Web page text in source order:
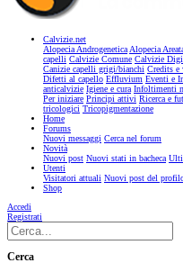
Calvizie.net
Alopecia AndrogeneticaAlopecia
capelli Calvizie Comune Calvizie
Canizie capelli grigi/bianchi Credits e
Difetti al capello Effluvium Eventi e
anticalvizie Igiene e cura Infoltimenti
Per iniziare Principi attivi Ricerca e
tricologici Tricopigmentazione
Home
Forums
Nuovi messaggi Cerca nel forum
Novità
Nuovi post Nuovi stati in bacheca
Utenti
Visitatori attuali Nuovi post del
Shop
Accedi
Registrati
Cerca